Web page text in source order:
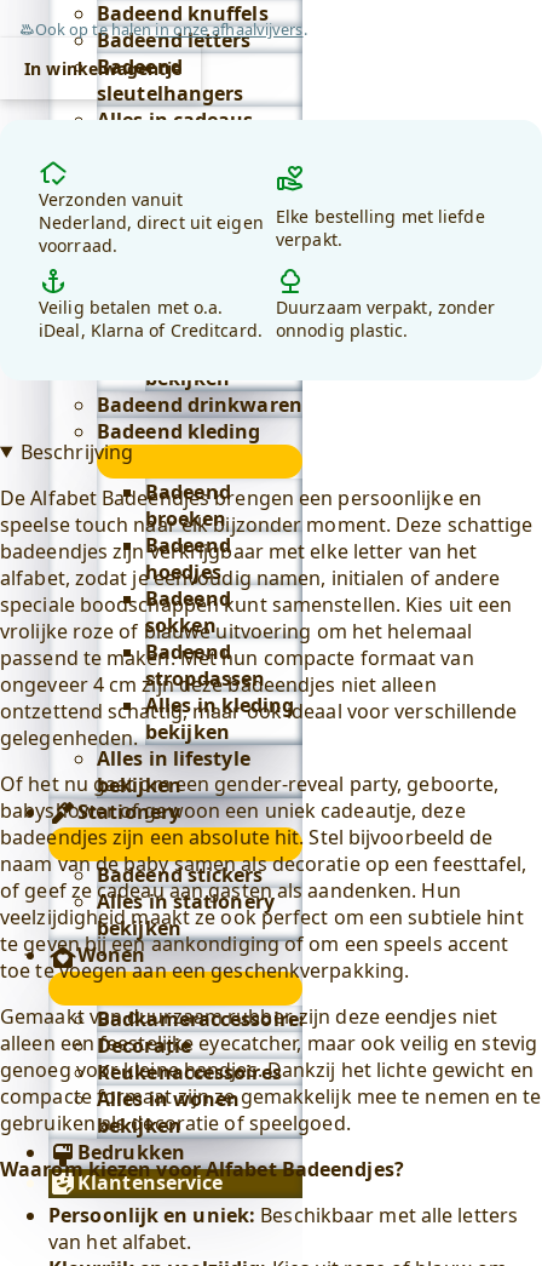
Badeend knuffels
Badeend letters
Badeend
sleutelhangers
Alles in cadeaus
Lifestyle
submenu
Badeend badtextiel
submenu
Badjassen
Alles in
bekijken
Badeend drinkwaren
Badeend kleding
Badeend
broeken
Badeend
hoedjes
Badeend
sokken
Badeend
stropdassen
Alles in kleding
bekijken
Alles in lifestyle
bekijken
Stationery
Stationery
submenu
Badeend stickers
Alles in stationery
bekijken
Wonen
Wonen
submenu
Badkameraccessoires
Decoratie
Keukenaccessoires
Alles in wonen
bekijken
Bedrukken
Klantenservice
Ook op te halenin onze afhaalvijvers.
Badeendje
-
Roze
aantal
In winkelwagentje
Waarom
kiezen
voor
debadeend.nl?
Verzonden vanuit
Nederland, direct uit eigen
voorraad.
Elke bestelling met liefde
verpakt.
Veilig betalen met o.a.
iDeal, Klarna of Creditcard.
Duurzaam verpakt, zonder
onnodig plastic.
Beschrijving
De Alfabet Badeendjes brengen een persoonlijke en
speelse touch naar elk bijzonder moment. Deze schattige
badeendjes zijn verkrijgbaar met elke letter van het
alfabet, zodat je eenvoudig namen, initialen of andere
speciale boodschappen kunt samenstellen. Kies uit een
vrolijke roze of blauwe uitvoering om het helemaal
passend te maken. Met hun compacte formaat van
ongeveer 4 cm zijn deze badeendjes niet alleen
ontzettend schattig, maar ook ideaal voor verschillende
gelegenheden.
Of het nu gaat om een gender-reveal party, geboorte,
babyshower of gewoon een uniek cadeautje, deze
badeendjes zijn een absolute hit. Stel bijvoorbeeld de
naam van de baby samen als decoratie op een feesttafel,
of geef ze cadeau aan gasten als aandenken. Hun
veelzijdigheid maakt ze ook perfect om een subtiele hint
te geven bij een aankondiging of om een speels accent
toe te voegen aan een geschenkverpakking.
Gemaakt van duurzaam rubber, zijn deze eendjes niet
alleen een feestelijke eyecatcher, maar ook veilig en stevig
genoeg voor kleine handjes. Dankzij het lichte gewicht en
compacte formaat zijn ze gemakkelijk mee te nemen en te
gebruiken als decoratie of speelgoed.
Waarom kiezen voor Alfabet Badeendjes?
Persoonlijk en uniek: Beschikbaar met alle letters
van het alfabet.